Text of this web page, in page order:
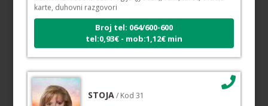
Broj tel: 064/600-600
tel:0,93€ - mob:1,12€ min
Tarot savjetnik je slobodan